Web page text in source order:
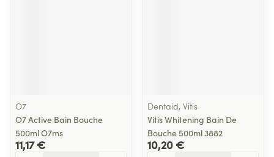
O7
O7 Active Bain Bouche
500ml O7ms
11,17 €
Dentaid, Vitis
Vitis Whitening Bain De
Bouche 500ml 3882
10,20 €